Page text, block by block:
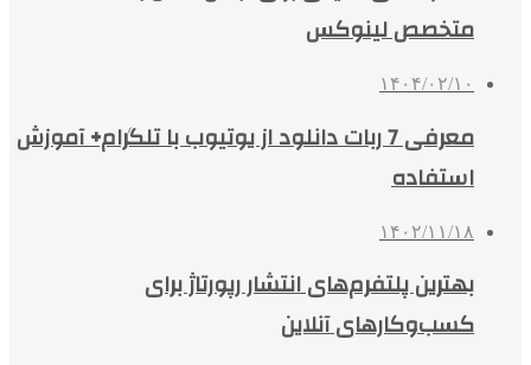
متخصص لینوکس
۱۴۰۴/۰۲/۱۰
معرفی 7 ربات دانلود از یوتیوب با تلگرام+ آموزش
استفاده
۱۴۰۲/۱۱/۱۸
بهترین پلتفرم‌های انتشار رپورتاژ برای
کسب‌وکارهای آنلاین